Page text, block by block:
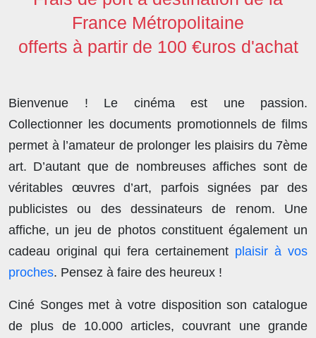
France Métropolitaine
offerts à partir de 100 €uros d'achat
Bienvenue ! Le cinéma est une passion.
Collectionner les documents promotionnels de films
permet à l’amateur de prolonger les plaisirs du 7ème
art. D’autant que de nombreuses affiches sont de
véritables œuvres d’art, parfois signées par des
publicistes ou des dessinateurs de renom. Une
affiche, un jeu de photos constituent également un
cadeau original qui fera certainement plaisir à vos
proches. Pensez à faire des heureux !
Ciné Songes met à votre disposition son catalogue
de plus de 10.000 articles, couvrant une grande